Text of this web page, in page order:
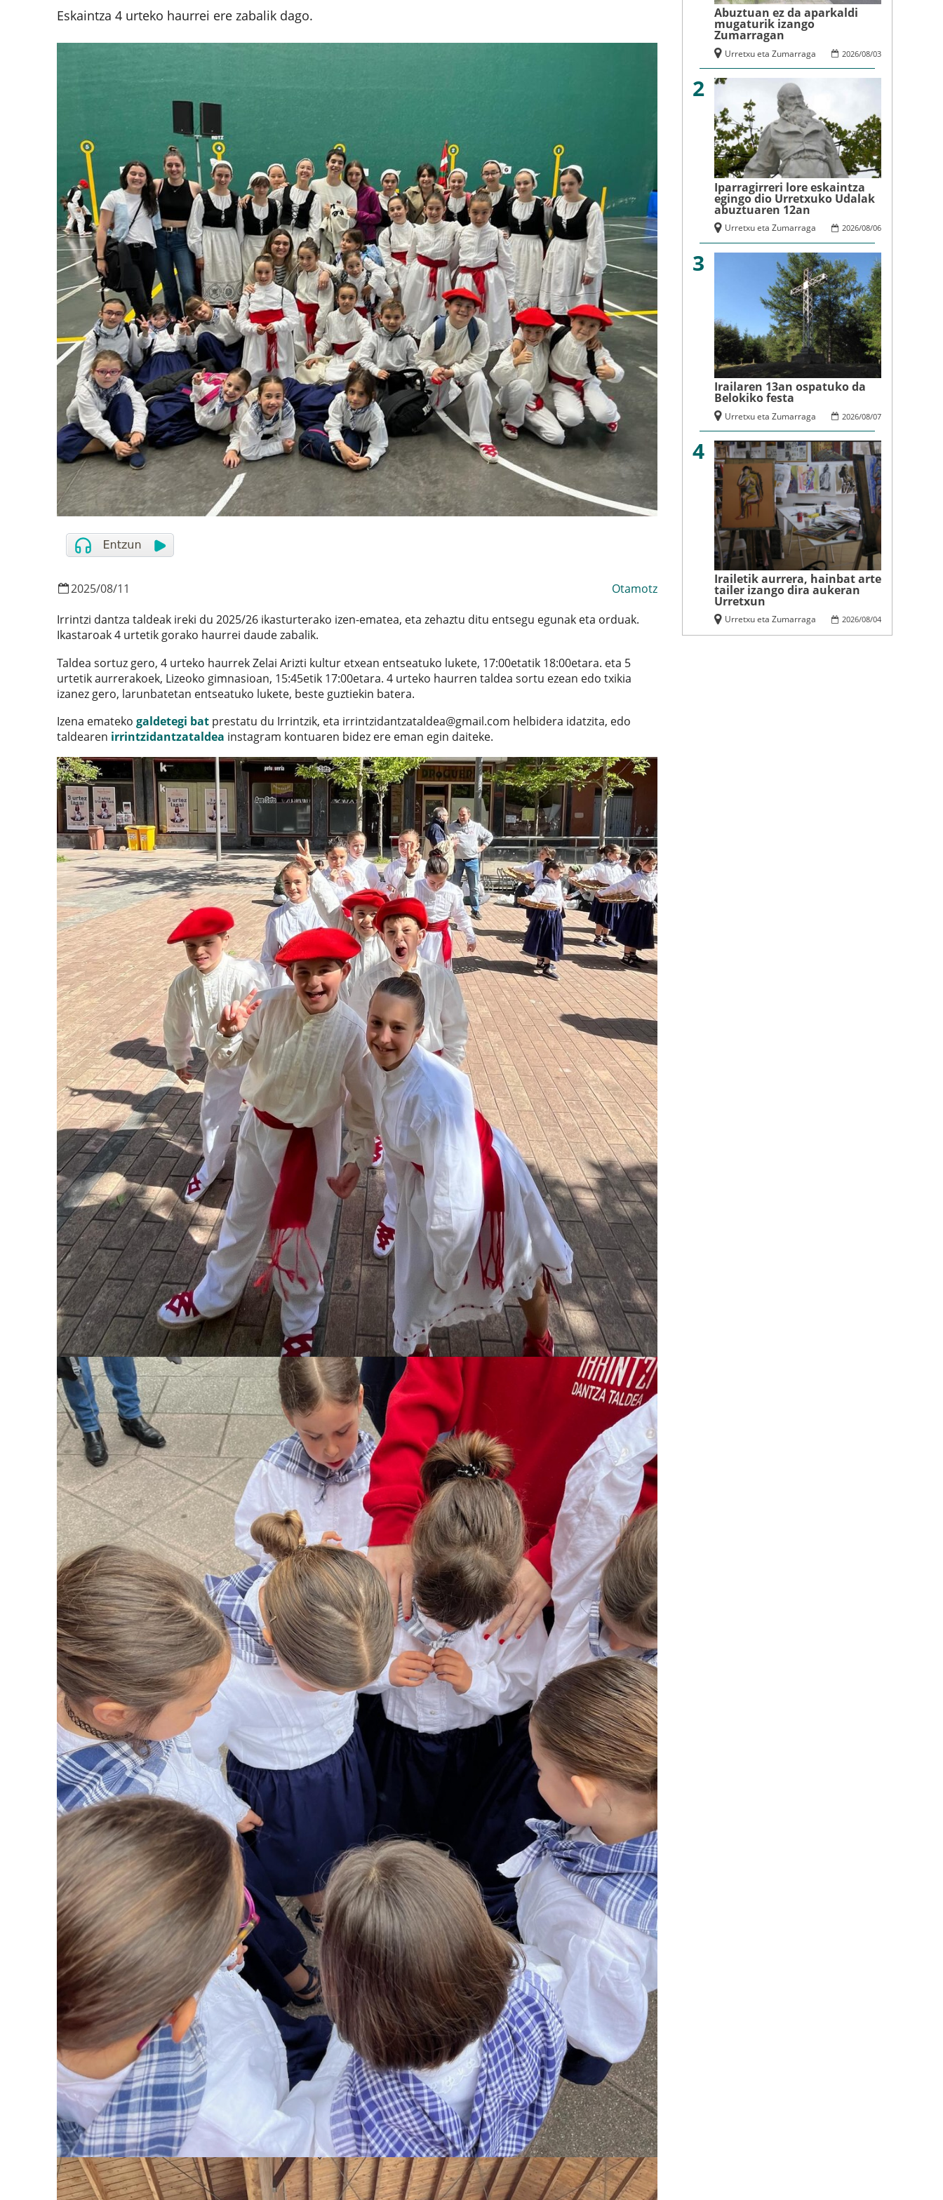
Eskaintza 4 urteko haurrei ere zabalik dago.
2025/08/11
Otamotz
Irrintzi dantza taldeak ireki du 2025/26 ikasturterako izen-ematea, eta zehaztu ditu entsegu egunak eta orduak.
Ikastaroak 4 urtetik gorako haurrei daude zabalik.
Taldea sortuz gero, 4 urteko haurrek Zelai Arizti kultur etxean entseatuko lukete, 17:00etatik 18:00etara. eta 5
urtetik aurrerakoek, Lizeoko gimnasioan, 15:45etik 17:00etara. 4 urteko haurren taldea sortu ezean edo txikia
izanez gero, larunbatetan entseatuko lukete, beste guztiekin batera.
Izena emateko galdetegi batprestatu du Irrintzik, eta irrintzidantzataldea@gmail.com helbidera idatzita, edo
taldearen irrintzidantzataldea instagram kontuaren bidez ere eman egin daiteke.
Abuztuan ez da aparkaldi
mugaturik izango
Zumarragan
2026/08/03
Urretxu eta Zumarraga
2
Iparragirreri lore eskaintza
egingo dio Urretxuko Udalak
abuztuaren 12an
2026/08/06
Urretxu eta Zumarraga
3
Irailaren 13an ospatuko da
Belokiko festa
2026/08/07
Urretxu eta Zumarraga
4
Irailetik aurrera, hainbat arte
tailer izango dira aukeran
Urretxun
2026/08/04
Urretxu eta Zumarraga